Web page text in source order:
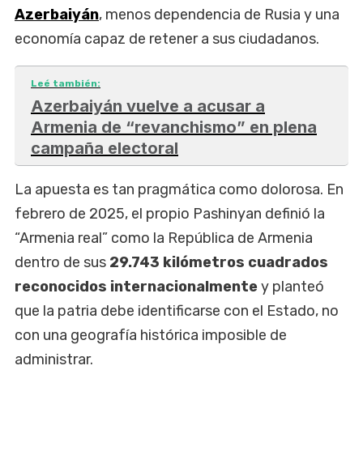
Azerbaiyán, menos dependencia de Rusia y una
economía capaz de retener a sus ciudadanos.
Leé también:
Azerbaiyán vuelve a acusar a
Armenia de “revanchismo” en plena
campaña electoral
La apuesta es tan pragmática como dolorosa. En
febrero de 2025, el propio Pashinyan definió la
“Armenia real” como la República de Armenia
dentro de sus 29.743 kilómetros cuadrados
reconocidos internacionalmente y planteó
que la patria debe identificarse con el Estado, no
con una geografía histórica imposible de
administrar.